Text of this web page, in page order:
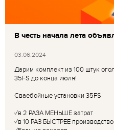
В честь начала лета
03.06.2024
Дарим комплект из 100 штук
35FS до конца июля!
Сваебойные установки 35FS
✓в 2 РАЗА МЕНЬШЕ затрат
✓в 10 РАЗ БЫСТРЕЕ